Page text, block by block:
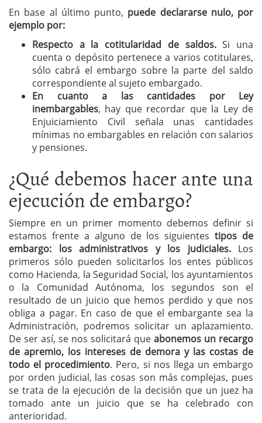
En base al último punto, puede declararse nulo, por
ejemplo por:
Respecto a la cotitularidad de saldos.Si una
cuenta o depósito pertenece a varios cotitulares,
sólo cabrá el embargo sobre la parte del saldo
correspondiente al sujeto embargado.
En cuanto a las cantidades por Ley
inembargables, hay que recordar que la Ley de
Enjuiciamiento Civil señala unas cantidades
mínimas no embargables en relación con salarios
y pensiones.
¿Qué debemos hacer ante una
ejecución de embargo?
Siempre en un primer momento debemos definir si
estamos frente a alguno de los siguientestipos de
embargo: los administrativos y los judiciales.Los
primeros sólo pueden solicitarlos los entes públicos
como Hacienda, la Seguridad Social, los ayuntamientos
o la Comunidad Autónoma, los segundos son el
resultado de un juicio que hemos perdido y que nos
obliga a pagar. En caso de que el embargante sea la
Administración, podremos solicitar un aplazamiento.
De ser así, se nos solicitará que abonemos un recargo
de apremio, los intereses de demora y las costas de
todo el procedimiento. Pero, si nos llega un embargo
por orden judicial, las cosas son más complejas, pues
se trata de la ejecución de la decisión que un juez ha
tomado ante un juicio que se ha celebrado con
anterioridad.